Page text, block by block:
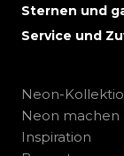
Sternen und
Service und
Neon-
Neon machen
Inspiration